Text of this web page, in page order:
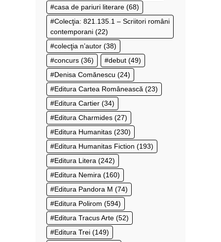
casa de pariuri literare (68)
Colecţia: 821.135.1 – Scriitori români
contemporani (22)
colecţia n’autor (38)
concurs (36) debut (49)
Denisa Comănescu (24)
Editura Cartea Românească (23)
Editura Cartier (34)
Editura Charmides (27)
Editura Humanitas (230)
Editura Humanitas Fiction (193)
Editura Litera (242)
Editura Nemira (160)
Editura Pandora M (74)
Editura Polirom (594)
Editura Tracus Arte (52)
Editura Trei (149)